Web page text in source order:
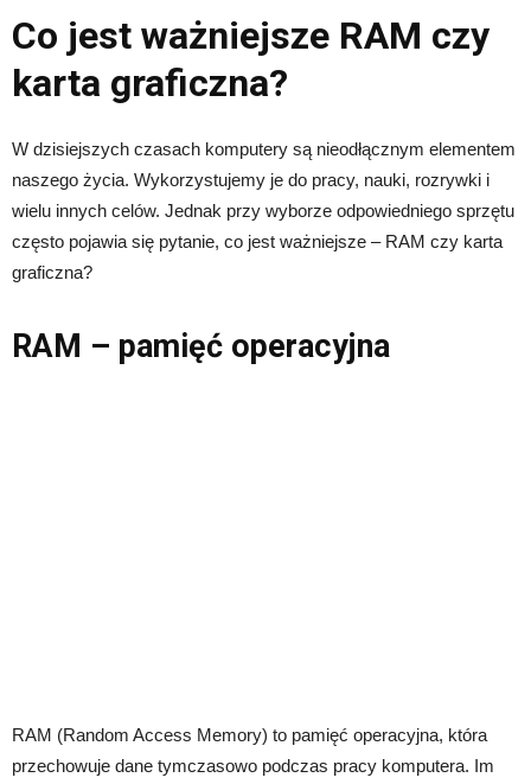
Co jest ważniejsze RAM czy
karta graficzna?
W dzisiejszych czasach komputery są nieodłącznym elementem
naszego życia. Wykorzystujemy je do pracy, nauki, rozrywki i
wielu innych celów. Jednak przy wyborze odpowiedniego sprzętu
często pojawia się pytanie, co jest ważniejsze – RAM czy karta
graficzna?
RAM – pamięć operacyjna
RAM (Random Access Memory) to pamięć operacyjna, która
przechowuje dane tymczasowo podczas pracy komputera. Im